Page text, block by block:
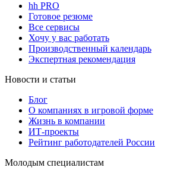
hh PRO
Готовое резюме
Все сервисы
Хочу у вас работать
Производственный календарь
Экспертная рекомендация
Новости и статьи
Блог
О компаниях в игровой форме
Жизнь в компании
ИТ-проекты
Рейтинг работодателей России
Молодым специалистам